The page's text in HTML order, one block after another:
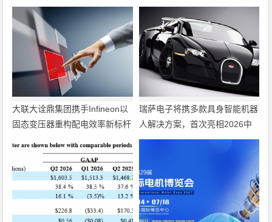
大联大诠鼎集团携手Infineon以
固态变压器重构配电效率新标杆
瑞萨电子将携多款具身智能机器
人解决方案，首次亮相2026中
国具身智能机器人产业大会